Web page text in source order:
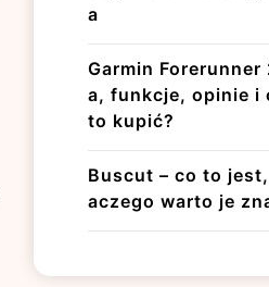
a
Garmin Forerunner
a, funkcje, opinie i
to kupić?
Buscut – co to
aczego warto je